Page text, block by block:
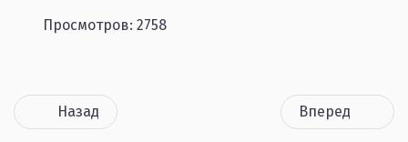
Просмотров: 2758
Назад Вперед